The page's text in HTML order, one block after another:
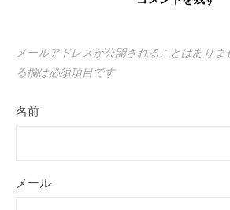
メールアドレスが公開されることはありま
る欄は必須項目です
名前
メール